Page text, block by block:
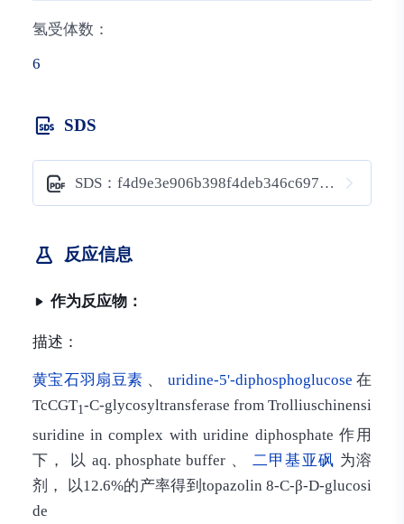
氢受体数：
6
SDS
SDS：f4d9e3e906b398f4deb346c6971cbc5b
反应信息
作为反应物：
描述：
黄宝石羽扇豆素 、 uridine-5'-diphosphoglucose 在
TcCGT1-C-glycosyltransferase from Trolliuschinensi
suridine in complex with uridine diphosphate 作用
下， 以 aq. phosphate buffer 、 二甲基亚砜 为溶
剂， 以12.6%的产率得到topazolin 8-C-β-D-glucosi
de